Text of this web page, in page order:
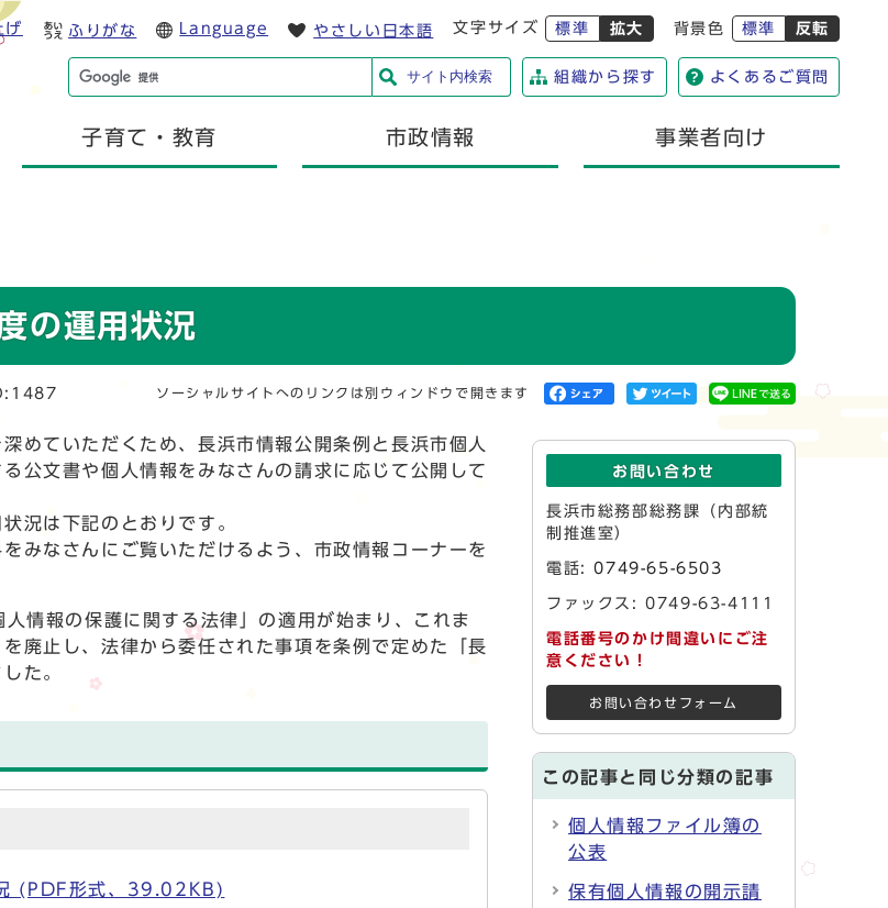
げ ふりがな Language やさしい日本語 文字サイズ 標準 拡大 背景色 標準 反転
サイト内検索 組織から探す よくあるご質問
子育て・教育 市政情報 事業者向け
の運用状況
ソーシャルサイトへのリンクは別ウィンドウで開きます
めていただくため、長浜市情報公開条例と長浜市個人
公文書や個人情報をみなさんの請求に応じて公開して
況は下記のとおりです。
みなさんにご覧いただけるよう、市政情報コーナーを
報の保護に関する法律」の適用が始まり、これま
廃止し、法律から委任された事項を条例で定めた「長
た。
(PDF形式、39.02KB)
お問い合わせ
長浜市総務部総務課（内部統
制推進室）
電話:0749-65-6503
ファックス: 0749-63-4111
電話番号のかけ間違いにご注
意ください！
お問い合わせフォーム
この記事と同じ分類の記事
個人情報ファイル簿の
公表
保有個人情報の開示請